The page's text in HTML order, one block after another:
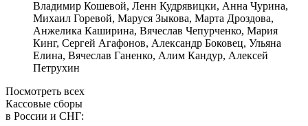
Владимир Кошевой, Ленн Кудрявицки, Анна Чурина,
Михаил Горевой, Маруся Зыкова, Марта Дроздова,
Анжелика Каширина, Вячеслав Чепурченко, Мария
Кинг, Сергей Агафонов, Александр Боковец, Ульяна
Елина, Вячеслав Ганенко, Алим Кандур, Алексей
Петрухин
Посмотреть всех
Кассовые сборы
в России и СНГ: